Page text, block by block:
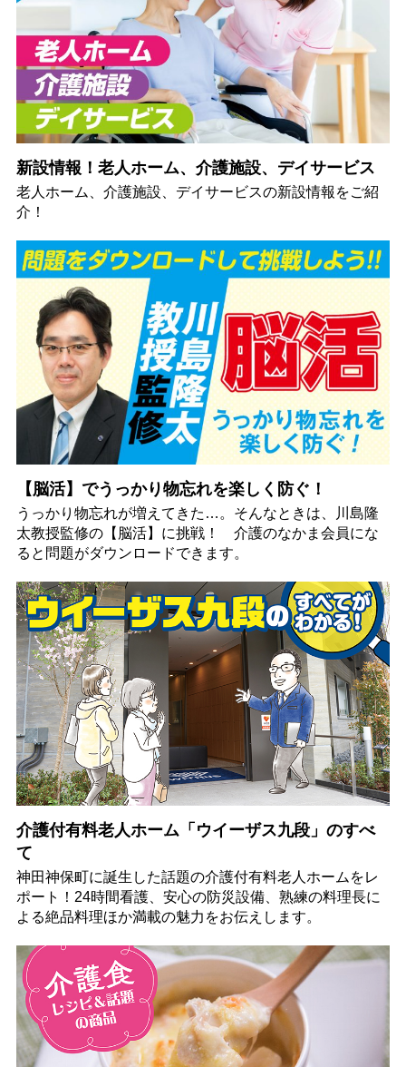
新設情報！老人ホーム、介護施設、デイサービス
老人ホーム、介護施設、デイサービスの新設情報をご紹
介！
【脳活】でうっかり物忘れを楽しく防ぐ！
うっかり物忘れが増えてきた…。そんなときは、川島隆
太教授監修の【脳活】に挑戦！ 介護のなかま会員にな
ると問題がダウンロードできます。
介護付有料老人ホーム「ウイーザス九段」のすべ
て
神田神保町に誕生した話題の介護付有料老人ホームをレ
ポート！24時間看護、安心の防災設備、熟練の料理長に
よる絶品料理ほか満載の魅力をお伝えします。